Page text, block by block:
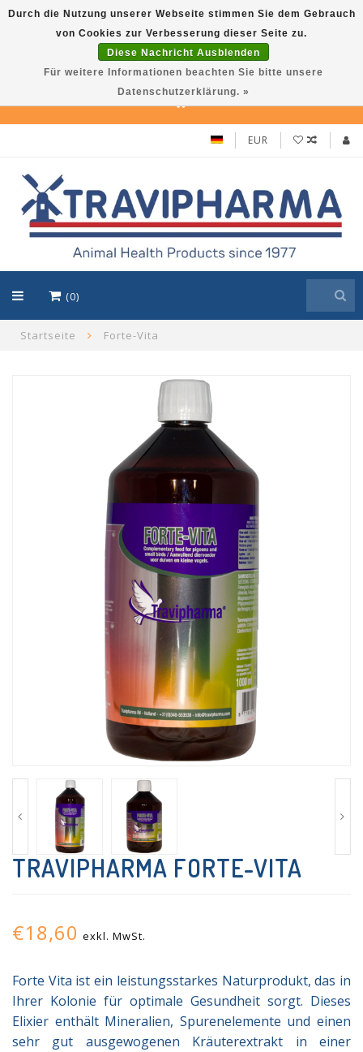
Travi Pet –Reliable care solutions for pets,
in line with Travipharma’s quality
standards. Use TraviPet10 for 10% discount!
EUR
(0)
Startseite Forte-Vita
TRAVIPHARMA FORTE-VITA
€18,60 exkl. MwSt.
Forte Vita ist ein leistungsstarkes Naturprodukt, das in
Ihrer Kolonie für optimale Gesundheit sorgt. Dieses
Elixier enthält Mineralien, Spurenelemente und einen
sehr gut ausgewogenen Kräuterextrakt in einer
Durch die Nutzung unserer Webseite stimmen Sie dem Gebrauch
von Cookies zur Verbesserung dieser Seite zu.
Diese Nachricht Ausblenden
Für weitere Informationen beachten Sie bitte unsere
Datenschutzerklärung. »